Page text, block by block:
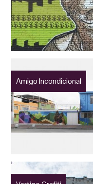
Amigo Incondicional